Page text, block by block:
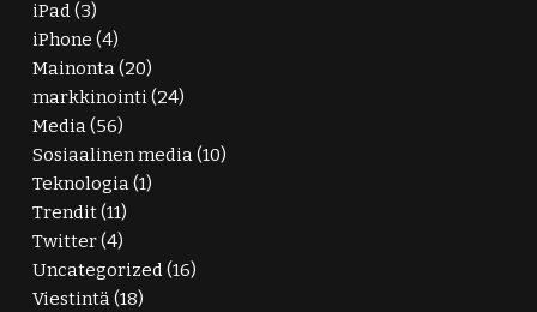
iPad(3)
iPhone (4)
Mainonta(20)
markkinointi(24)
Media(56)
Sosiaalinen media(10)
Teknologia(1)
Trendit(11)
Twitter(4)
Uncategorized(16)
Viestintä(18)